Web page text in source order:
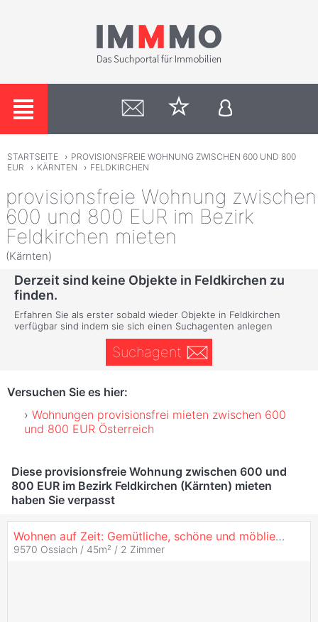
STARTSEITE › PROVISIONSFREIE WOHNUNG ZWISCHEN 600 UND 800
EUR
› KÄRNTEN › FELDKIRCHEN
provisionsfreie Wohnung zwischen
600 und 800 EUR im Bezirk
Feldkirchen mieten
(Kärnten)
Derzeit sind keine Objekte in Feldkirchen zu
finden.
Erfahren Sie als erster sobald wieder Objekte in Feldkirchen
verfügbar sind indem sie sich einen Suchagenten anlegen
Suchagent
Versuchen Sie es hier:
Wohnungen provisionsfrei mieten zwischen 600
und 800 EUR Österreich
Diese provisionsfreie Wohnung zwischen 600 und
800 EUR im Bezirk Feldkirchen (Kärnten) mieten
haben Sie verpasst
Wohnen auf Zeit: Gemütliche, schöne und möblierte
9570 Ossiach / 45m² / 2 Zimmer